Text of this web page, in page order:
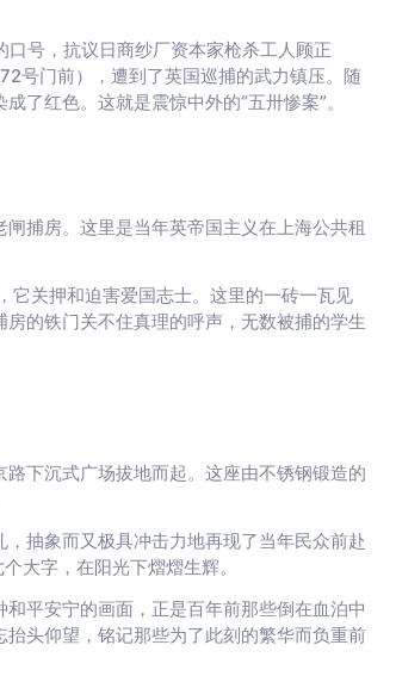
号，抗议日商纱厂资本家枪杀工人顾正
号门前），遭到了英国巡捕的武力镇压。随
了红色。这就是震惊中外的“五卅惨案”。
捕房。这里是当年英帝国主义在上海公共租
关押和迫害爱国志士。这里的一砖一瓦见
的铁门关不住真理的呼声，无数被捕的学生
下沉式广场拔地而起。这座由不锈钢锻造的
抽象而又极具冲击力地再现了当年民众前赴
大字，在阳光下熠熠生辉。
平安宁的画面，正是百年前那些倒在血泊中
头仰望，铭记那些为了此刻的繁华而负重前